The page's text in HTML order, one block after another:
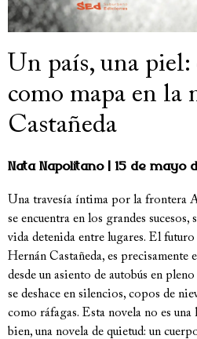
Un país, una piel:
como mapa en la
Castañeda
Nata Napolitano 15 de mayo
Una travesía íntima por la frontera
se encuentra en los grandes
vida detenida entre lugares. El
Hernán Castañeda, es precisamente
desde un asiento de autobús en
se deshace en silencios, copos de
como ráfagas. Esta novela no es
bien, una novela de quietud: un